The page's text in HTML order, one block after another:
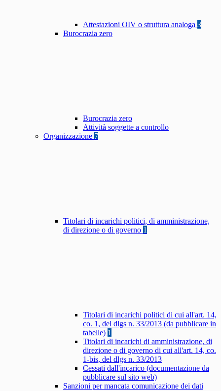
Attestazioni OIV o struttura analoga 3
Burocrazia zero
Burocrazia zero
Attività soggette a controllo
Organizzazione 7
Titolari di incarichi politici, di amministrazione,
di direzione o di governo 1
Titolari di incarichi politici di cui all'art. 14,
co. 1, del dlgs n. 33/2013 (da pubblicare in
tabelle) 1
Titolari di incarichi di amministrazione, di
direzione o di governo di cui all'art. 14, co.
1-bis, del dlgs n. 33/2013
Cessati dall'incarico (documentazione da
pubblicare sul sito web)
Sanzioni per mancata comunicazione dei dati